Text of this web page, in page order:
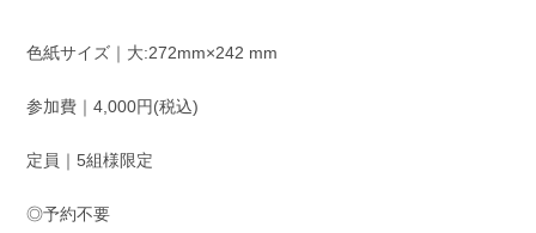
色紙サイズ｜大:272mm×242 mm
参加費｜4,000円(税込)
定員｜5組様限定
◎予約不要